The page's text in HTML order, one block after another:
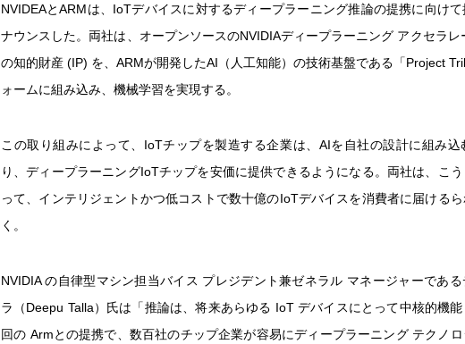
NVIDEAとARMは、IoTデバイスに対するディープラーニング推論の提携に向け
ナウンスした。両社は、オープンソースのNVIDIAディープラーニング アクセラレ
の知的財産 (IP) を、ARMが開発したAI（人工知能）の技術基盤である「Project
ォームに組み込み、機械学習を実現する。
この取り組みによって、IoTチップを製造する企業は、AIを自社の設計に組み込
り、ディープラーニングIoTチップを安価に提供できるようになる。両社は、こ
って、インテリジェントかつ低コストで数十億のIoTデバイスを消費者に届ける
く。
NVIDIA の自律型マシン担当バイス プレジデント兼ゼネラル マネージャーであ
ラ（Deepu Talla）氏は「推論は、将来あらゆる IoT デバイスにとって中核的機
回の Armとの提携で、数百社のチップ企業が容易にディープラーニング テクノ